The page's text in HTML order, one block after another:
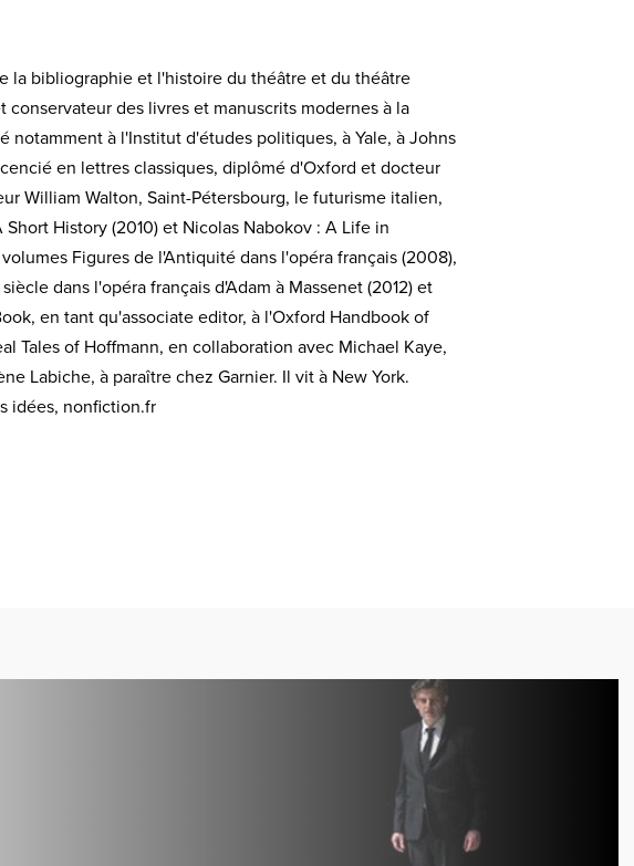
la bibliographie et l'histoire du théâtre et du théâtre
conservateur des livres et manuscrits modernes à la
notamment à l'Institut d'études politiques, à Yale, à Johns
en lettres classiques, diplômé d'Oxford et docteur
William Walton, Saint-Pétersbourg, le futurisme italien,
History (2010) et Nicolas Nabokov : A Life in
Figures de l'Antiquité dans l'opéra français (2008),
dans l'opéra français d'Adam à Massenet (2012) et
en tant qu'associate editor, à l'Oxford Handbook of
Tales of Hoffmann, en collaboration avec Michael Kaye,
Labiche, à paraître chez Garnier. Il vit à New York.
idées, nonfiction.fr